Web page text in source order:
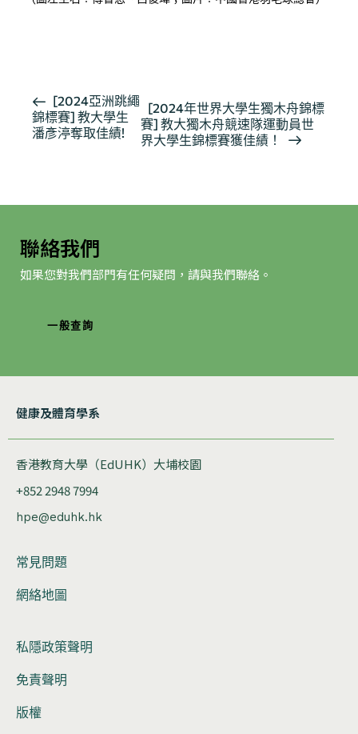
活
動
导
[2024亞洲跳繩
錦標賽] 教大學生
潘彥渟奪取佳績!
[2024年世界大學生獨木舟錦標
賽] 教大獨木舟競速隊運動員世
界大學生錦標賽獲佳績！
聯絡我們
如果您對我們部門有任何疑問，請與我們聯絡。
一般查詢
健康及體育學系
香港教育大學（EdUHK）大埔校園
+852 2948 7994
hpe@eduhk.hk
常見問題
網絡地圖
私隱政策聲明
免責聲明
版權